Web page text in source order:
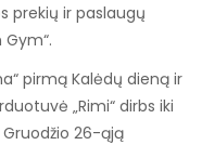
prekių ir paslaugų
pirmą Kalėdų dieną ir
„Rimi“ dirbs iki
Gruodžio 26-ąją